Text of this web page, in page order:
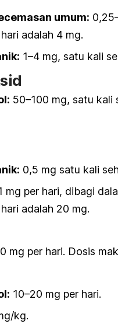
umum:
adalah 4 mg.
1–4 mg, satu kali
50–100 mg, satu kali
0,5 mg satu kali
mg per hari, dibagi
adalah 20 mg.
mg per hari. Dosis
10–20 mg per hari.
kg.